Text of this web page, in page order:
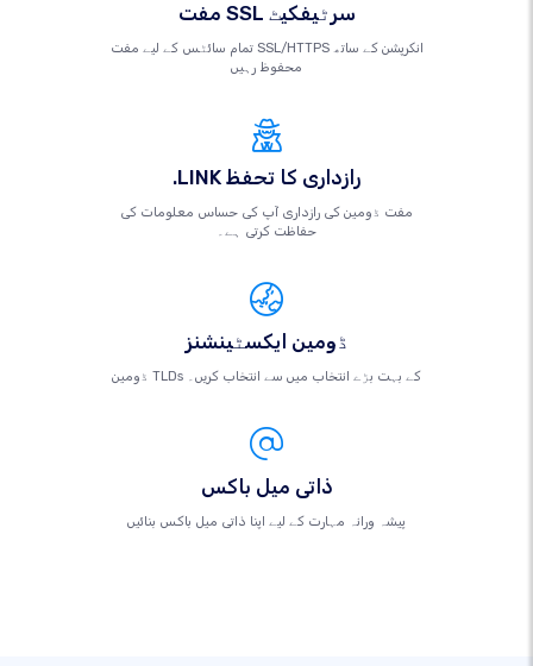
مفت SSL سرٹیفکیٹ
تمام سائٹس کے لیے مفت SSL/HTTPS انکرپشن کے ساتھ
محفوظ رہیں
.LINK رازداری کا تحفظ
مفت ڈومین کی رازداری آپ کی حساس معلومات کی
حفاظت کرتی ہے۔
ڈومین ایکسٹینشنز
ڈومین TLDs کے بہت بڑے انتخاب میں سے انتخاب کریں۔
ذاتی میل باکس
پیشہ ورانہ مہارت کے لیے اپنا ذاتی میل باکس بنائیں